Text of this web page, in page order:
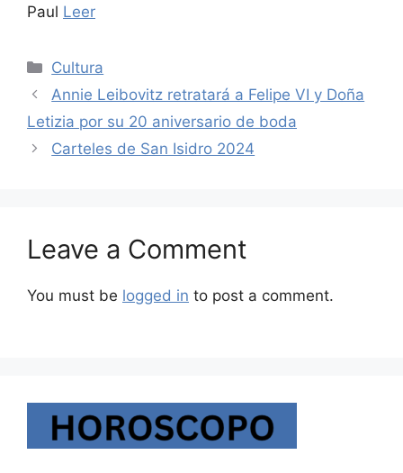
Paul Leer
Categories
Cultura
Annie Leibovitz retratará a Felipe VI y Doña
Letizia por su 20 aniversario de boda
Carteles de San Isidro 2024
Leave a Comment
You must be logged in to post a comment.